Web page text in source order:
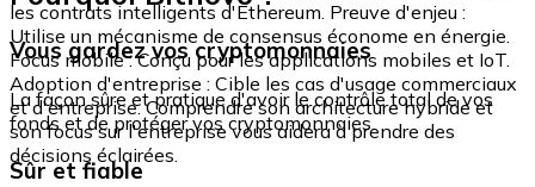
les contrats intelligents d'Ethereum. Preuve d'enjeu :
Utilise un mécanisme de consensus économe en énergie.
Focus mobile : Conçu pour les applications mobiles et IoT.
Adoption d'entreprise : Cible les cas d'usage commerciaux
et d'entreprise. Comprendre son architecture hybride et
son focus sur l'entreprise vous aidera à prendre des
décisions éclairées.
Vous gardez vos cryptomonnaies
La façon sûre et pratique d'avoir le contrôle total de vos
fonds et de protéger vos cryptomonnaies.
Sûr et fiable